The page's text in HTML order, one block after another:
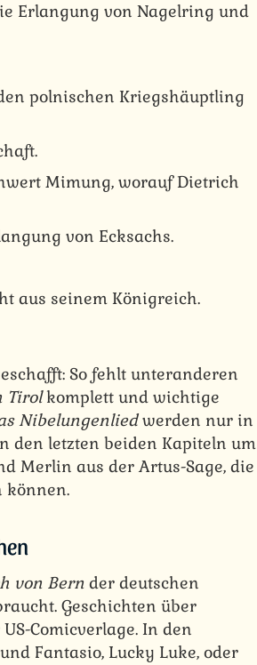
Erlangung von Nagelring und
polnischen Kriegshäuptling
Mimung, worauf Dietrich
von Ecksachs.
aus seinem Königreich.
So fehlt unteranderen
Tirolkomplett und wichtige
Nibelungenliedwerden nur in
den letzten beiden Kapiteln um
Merlin aus der Artus-Sage, die
können.
von Bern der deutschen
Geschichten über
Comicverlage. In den
Fantasio, Lucky Luke, oder